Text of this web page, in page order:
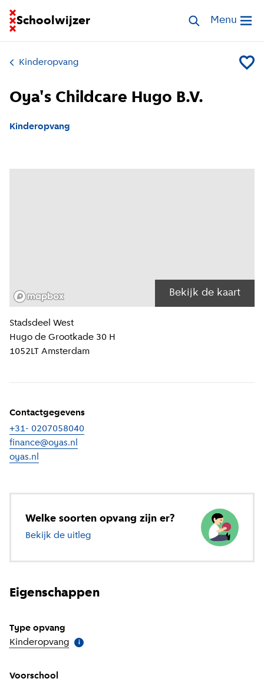
Schoolwijzer
Ga naar homepage van SchoolwijzerZoek opvang
Open
Menu
Kinderopvang Voeg
Oya's Childcare Hugo B.V.
Kinderopvang
Bekijk de kaart
Locatiegegevens
Stadsdeel West
Hugo de Grootkade 30 H
1052LT Amsterdam
Contactgegevens
+31- 0207058040
finance@oyas.nl
oyas.nl
Welke soorten opvang zijn er?
Bekijk de uitleg over verschillende soorten opvang
Eigenschappen
Type opvang
Kinderopvang Meer informatie
i
Voorschool